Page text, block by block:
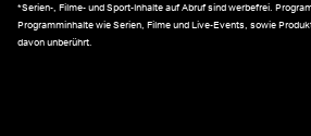
*Serien-, Filme- und Sport-Inhalte auf Abruf sind werbefrei.
Programminhalte wie Serien, Filme und Live-Events, sowie
davon unberührt.